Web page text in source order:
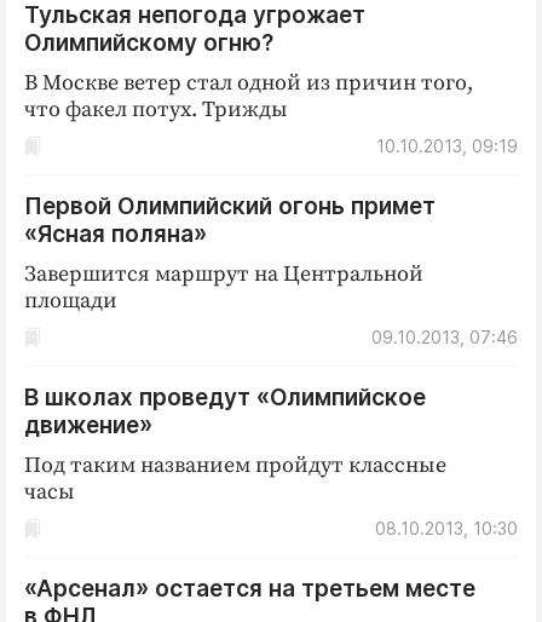
Тульская непогода угрожает
Олимпийскому огню?
В Москве ветер стал одной из причин того,
что факел потух. Трижды
10.10.2013, 09:19
Первой Олимпийский огонь примет
«Ясная поляна»
Завершится маршрут на Центральной
площади
09.10.2013, 07:46
В школах проведут «Олимпийское
движение»
Под таким названием пройдут классные
часы
08.10.2013, 10:30
«Арсенал» остается на третьем месте